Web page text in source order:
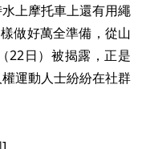
上摩托車上還有用繩
做好萬全準備，從山
22日）被揭露，正是
運動人士紛紛在社群